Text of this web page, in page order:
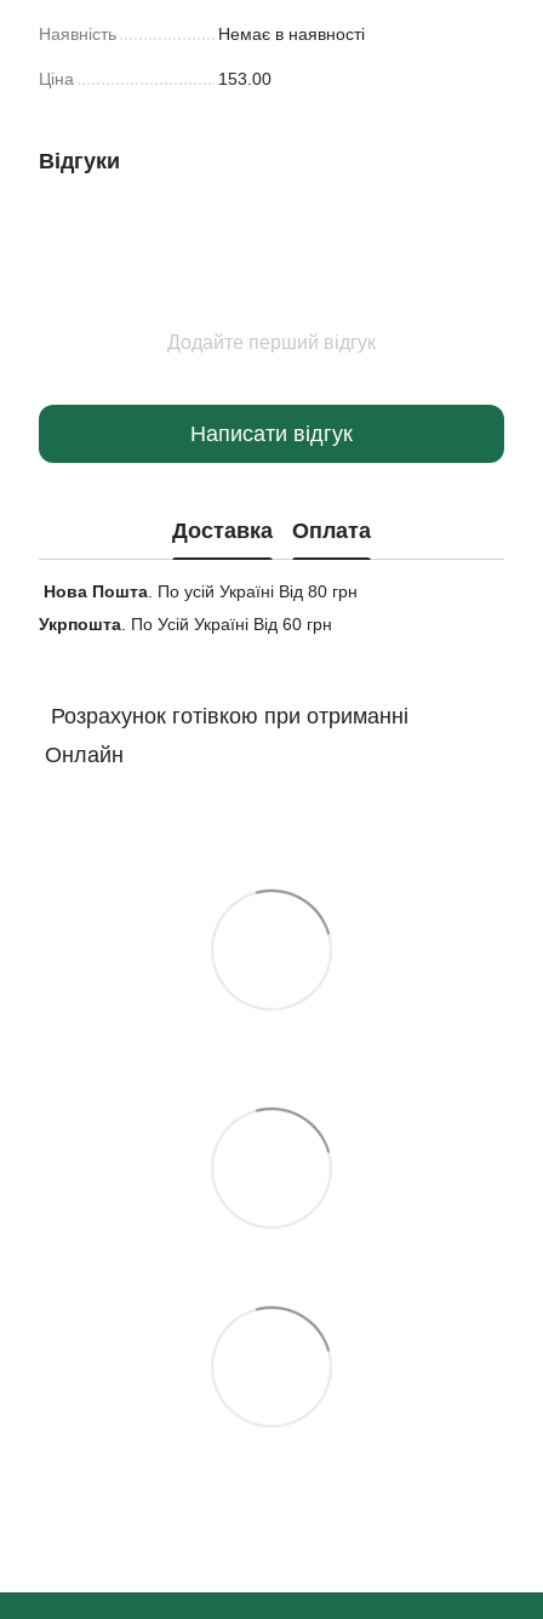
Наявність Немає в наявності
Ціна 153.00
Відгуки
Додайте перший відгук
Написати відгук
Доставка Оплата
Нова Пошта . По усій Україні Від 80 грн
Укрпошта . По Усій Україні Від 60 грн
Розрахунок готівкою при отриманні
Онлайн